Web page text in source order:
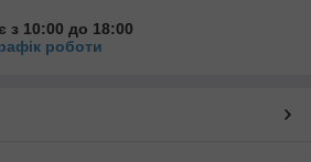
з 10:00 до 18:00
роботи